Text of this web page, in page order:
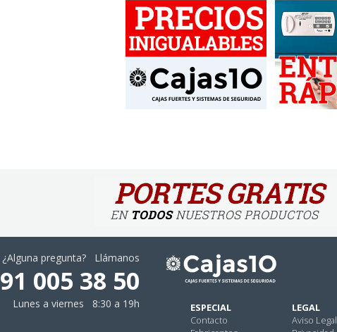
¿Alguna pregunta? Llámanos
91 005 38 50
Lunes a viernes 8:30 a 19h
ESPECIAL
Contacto
LEGAL
Aviso Legal